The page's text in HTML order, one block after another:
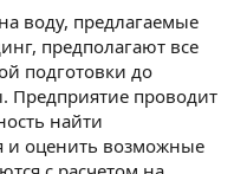
воду, предлагаемые
предполагают все
подготовки до
Предприятие проводит
найти
и оценить возможные